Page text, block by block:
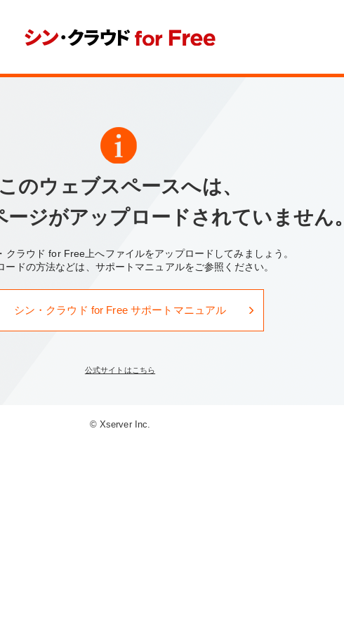
このウェブスペースへは、
ージがアップロードされていません。
クラウド for Free上へファイルをアップロードしてみましょう。
ードの方法などは、サポートマニュアルをご参照ください。
シン・クラウド for Free サポートマニュアル
公式サイトはこちら
© Xserver Inc.